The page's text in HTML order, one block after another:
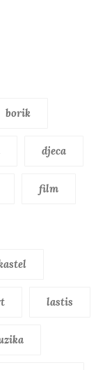
borik
djeca
film
lastis